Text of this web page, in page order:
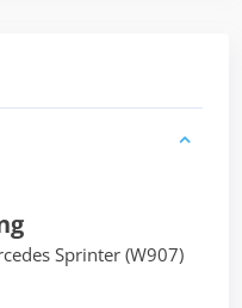
Sprinter (W907)